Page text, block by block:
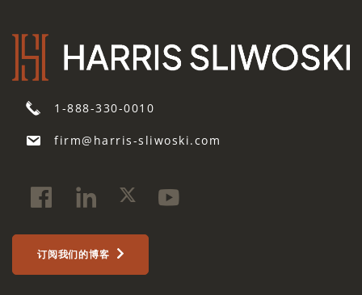
1-888-330-0010
firm@harris-sliwoski.com
订阅我们的博客